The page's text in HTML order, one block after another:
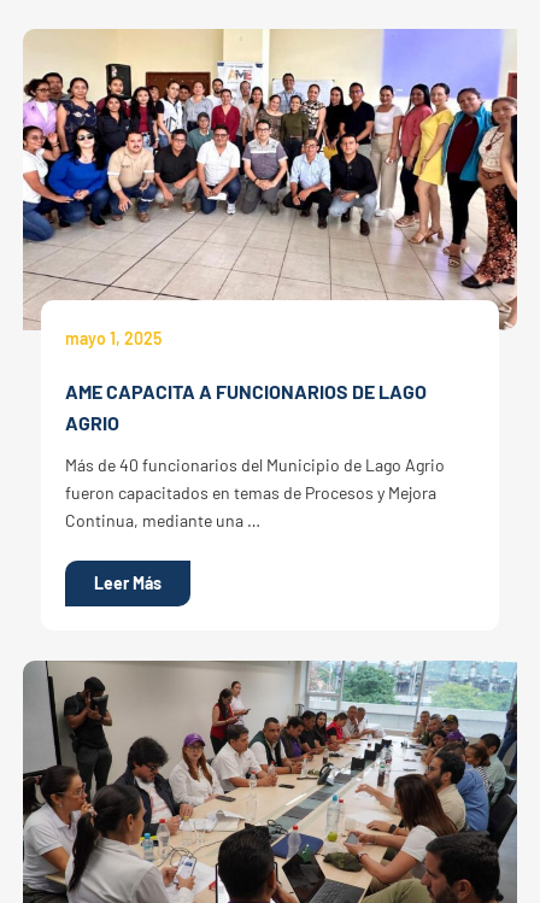
mayo 1, 2025
AME CAPACITA A FUNCIONARIOS DE LAGO
AGRIO
Más de 40 funcionarios del Municipio de Lago Agrio
fueron capacitados en temas de Procesos y Mejora
Continua, mediante una …
Leer Más